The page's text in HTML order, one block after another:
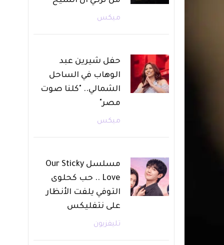
ميكس
حفل شيرين عبد
الوهاب في الساحل
الشمالي.. "كلنا صوت
مصر"
ميكس
مسلسل Our Sticky
Love .. حب كحلوى
التوفي يلفت الأنظار
على نتفليكس
تليفزيون